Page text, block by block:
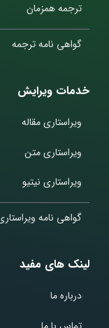
ترجمه همزمان
گواهی نامه ترجمه
خدمات ویرایش
ویراستاری مقاله
ویراستاری متن
ویراستاری نیتیو
گواهی نامه
لینک های مفید
درباره ما